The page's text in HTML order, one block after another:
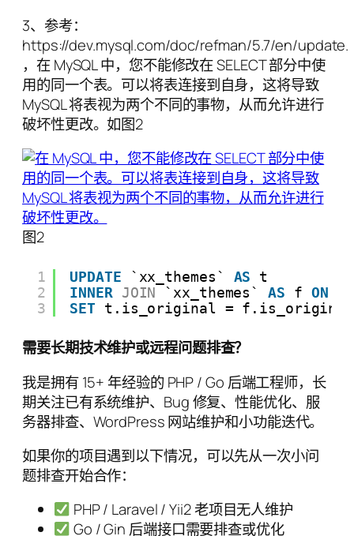
3、参考：
https://dev.mysql.com/doc/refman/5.7/en/
，在 MySQL 中，您不能修改在 SELECT 部分中使
用的同一个表。可以将表连接到自身，这将导致
MySQL 将表视为两个不同的事物，从而允许进行
破坏性更改。如图2
图2
1
2
3
UPDATE `xx_themes` AS
t
INNER JOIN `xx_themes` AS f ON
SET
t.is_original = f.is_original
需要长期技术维护或远程问题排查？
我是拥有 15+ 年经验的 PHP / Go 后端工程师，长
期关注已有系统维护、Bug 修复、性能优化、服
务器排查、WordPress 网站维护和小功能迭代。
如果你的项目遇到以下情况，可以先从一次小问
题排查开始合作：
PHP / Laravel / Yii2 老项目无人维护
Go / Gin 后端接口需要排查或优化